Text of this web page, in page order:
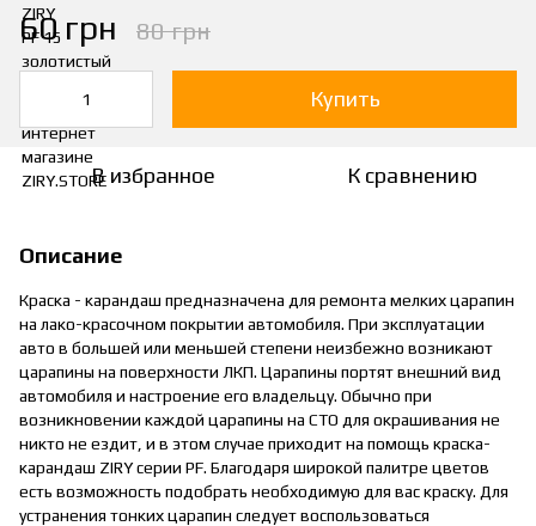
60 грн 80 грн
Купить
В избранное К сравнению
Описание
Краска - карандаш предназначена для ремонта мелких царапин
на лако-красочном покрытии автомобиля. При эксплуатации
авто в большей или меньшей степени неизбежно возникают
царапины на поверхности ЛКП. Царапины портят внешний вид
автомобиля и настроение его владельцу. Обычно при
возникновении каждой царапины на СТО для окрашивания не
никто не ездит, и в этом случае приходит на помощь краска-
карандаш ZIRY серии PF. Благодаря широкой палитре цветов
есть возможность подобрать необходимую для вас краску. Для
устранения тонких царапин следует воспользоваться